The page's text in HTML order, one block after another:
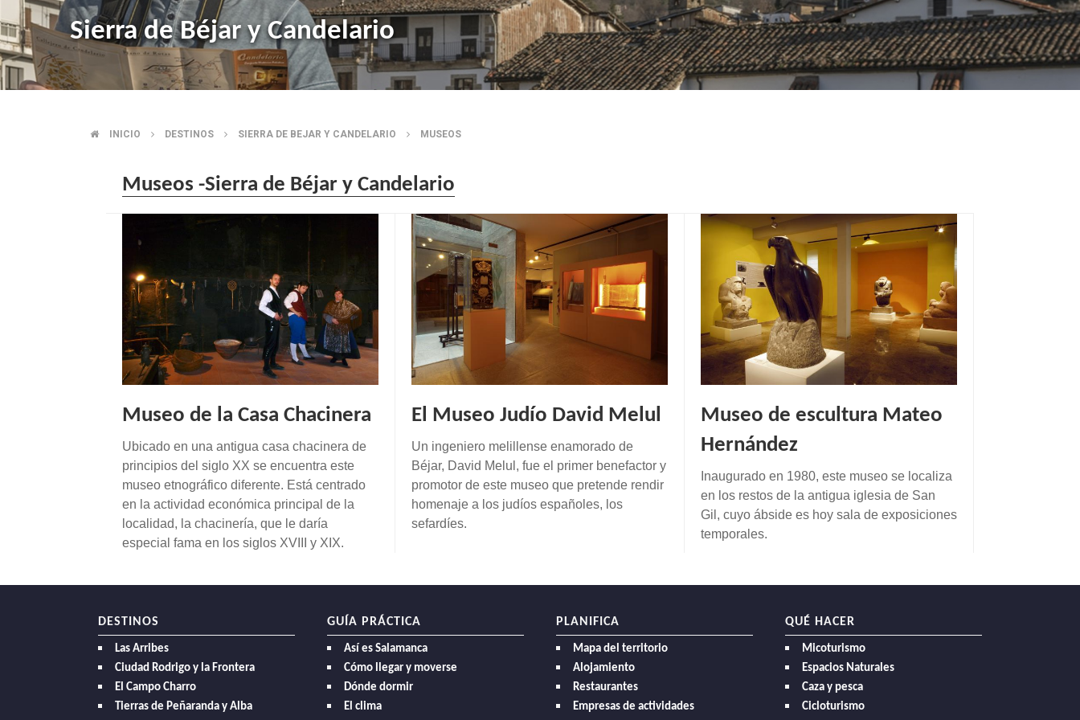
Sierra de Béjar y Candelario
SOBRESCRIBIR
ENLACES
AYUDA
NAVEGACIÓN
INICIO DESTINOS SIERRA DE BEJAR Y CANDELARIO MUSEOS
Museos -Sierra de Béjar y Candelario
Museo de la Casa Chacinera
Ubicado en una antigua casa chacinera de
principios del siglo XX se encuentra este
museo etnográfico diferente. Está centrado
en la actividad económica principal de la
localidad, la chacinería, que le daría
especial fama en los siglos XVIII y XIX.
El Museo Judío David Melul
Un ingeniero melillense enamorado de
Béjar, David Melul, fue el primer benefactor y
promotor de este museo que pretende rendir
homenaje a los judíos españoles, los
sefardíes.
Museo de escultura Mateo
Hernández
Inaugurado en 1980, este museo se localiza
en los restos de la antigua iglesia de San
Gil, cuyo ábside es hoy sala de exposiciones
temporales.
DESTINOS
Las Arribes
Ciudad Rodrigo y la Frontera
El Campo Charro
Tierras de Peñaranda y Alba
GUÍA PRÁCTICA
Así es Salamanca
Cómo llegar y moverse
Dónde dormir
El clima
PLANIFICA
Mapa del territorio
Alojamiento
Restaurantes
Empresas de actividades
QUÉ HACER
Micoturismo
Espacios Naturales
Caza y pesca
Cicloturismo